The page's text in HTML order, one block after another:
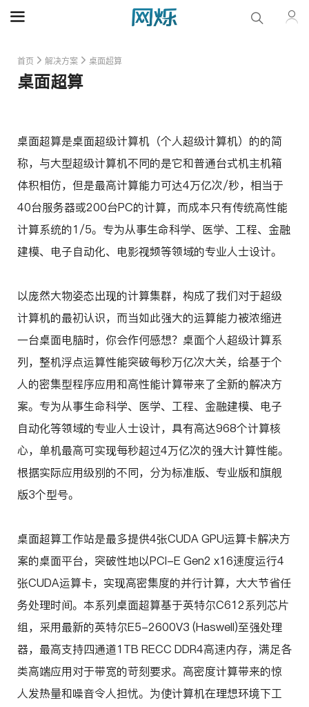
首页 解决方案 桌面超算
桌面超算
桌面超算是桌面超级计算机（个人超级计算机）的的简
称，与大型超级计算机不同的是它和普通台式机主机箱
体积相仿，但是最高计算能力可达4万亿次/秒，相当于
40台服务器或200台PC的计算，而成本只有传统高性能
计算系统的1/5。专为从事生命科学、医学、工程、金融
建模、电子自动化、电影视频等领域的专业人士设计。
以庞然大物姿态出现的计算集群，构成了我们对于超级
计算机的最初认识，而当如此强大的运算能力被浓缩进
一台桌面电脑时，你会作何感想？桌面个人超级计算系
列，整机浮点运算性能突破每秒万亿次大关，给基于个
人的密集型程序应用和高性能计算带来了全新的解决方
案。专为从事生命科学、医学、工程、金融建模、电子
自动化等领域的专业人士设计，具有高达968个计算核
心，单机最高可实现每秒超过4万亿次的强大计算性能。
根据实际应用级别的不同，分为标准版、专业版和旗舰
版3个型号。
桌面超算工作站是最多提供4张CUDA GPU运算卡解决方
案的桌面平台，突破性地以PCI-E Gen2 x16速度运行4
张CUDA运算卡，实现高密集度的并行计算，大大节省任
务处理时间。本系列桌面超算基于英特尔C612系列芯片
组，采用最新的英特尔E5-2600V3 (Haswell)至强处理
器，最高支持四通道1TB RECC DDR4高速内存，满足各
类高端应用对于带宽的苛刻要求。高密度计算带来的惊
人发热量和噪音令人担忧。为使计算机在理想环境下工